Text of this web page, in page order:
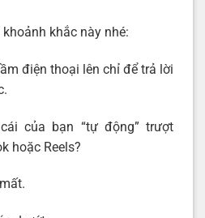
khắc này nhé:
điện thoại lên chỉ để trả lời
của bạn “tự động” trượt
hoặc Reels?